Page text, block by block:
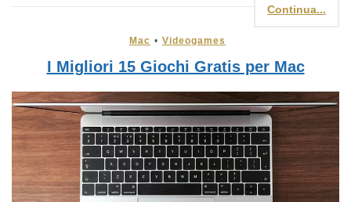
Continua...
Mac • Videogames
I Migliori 15 Giochi Gratis per Mac